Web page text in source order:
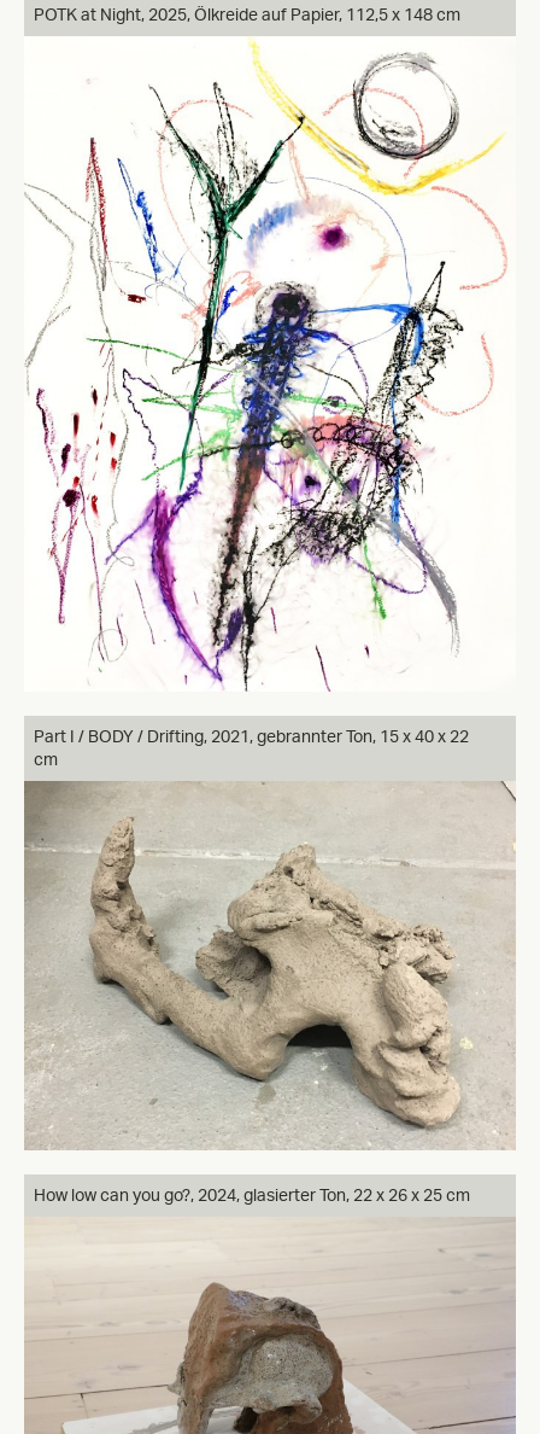
POTK at Night, 2025, Ölkreide auf Papier, 112,5 x 148 cm
Part I / BODY / Drifting, 2021, gebrannter Ton, 15 x 40 x 22
cm
How low can you go?, 2024, glasierter Ton, 22 x 26 x 25 cm